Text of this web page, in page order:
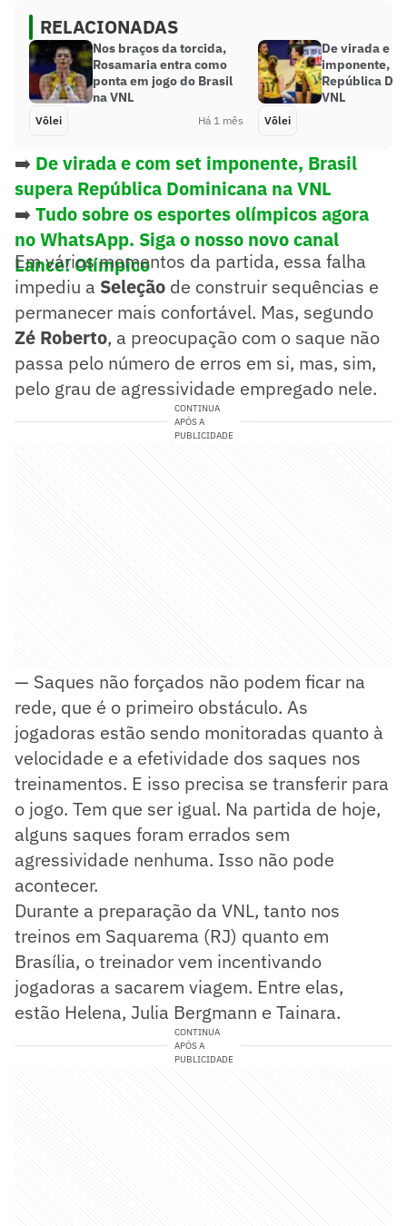
RELACIONADAS
Nos braços da torcida,
Rosamaria entra como
ponta em jogo do Brasil
na VNL
Vôlei Há 1 mês
De virada e
imponente,
República
VNL
Vôlei
➡️ De virada e com set imponente, Brasil
supera República Dominicana na VNL
➡️ Tudo sobre os esportes olímpicos agora
no WhatsApp. Siga o nosso novo canal
Lance! Olímpico
Em vários momentos da partida, essa falha
impediu a Seleção de construir sequências e
permanecer mais confortável. Mas, segundo
Zé Roberto, a preocupação com o saque não
passa pelo número de erros em si, mas, sim,
pelo grau de agressividade empregado nele.
CONTINUA
APÓS A
PUBLICIDADE
— Saques não forçados não podem ficar na
rede, que é o primeiro obstáculo. As
jogadoras estão sendo monitoradas quanto à
velocidade e a efetividade dos saques nos
treinamentos. E isso precisa se transferir para
o jogo. Tem que ser igual. Na partida de hoje,
alguns saques foram errados sem
agressividade nenhuma. Isso não pode
acontecer.
Durante a preparação da VNL, tanto nos
treinos em Saquarema (RJ) quanto em
Brasília, o treinador vem incentivando
jogadoras a sacarem viagem. Entre elas,
estão Helena, Julia Bergmann e Tainara.
CONTINUA
APÓS A
PUBLICIDADE